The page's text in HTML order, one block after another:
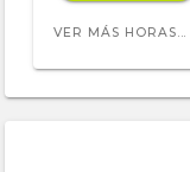
VER MÁS HORAS...